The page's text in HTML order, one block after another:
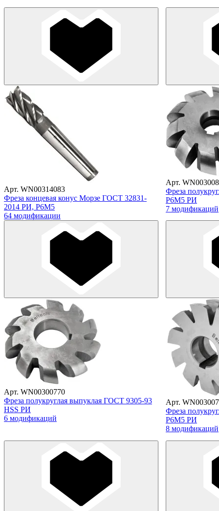
Арт. WN00314083
Фреза концевая конус Морзе ГОСТ 32831-
2014 РИ, Р6М5
64 модификации
Арт.
Фреза
Р6М5 РИ
7 модификаций
Арт. WN00300770
Фреза полукруглая выпуклая ГОСТ 9305-93
HSS РИ
6 модификаций
Арт.
Фреза
Р6М5 РИ
8 модификаций